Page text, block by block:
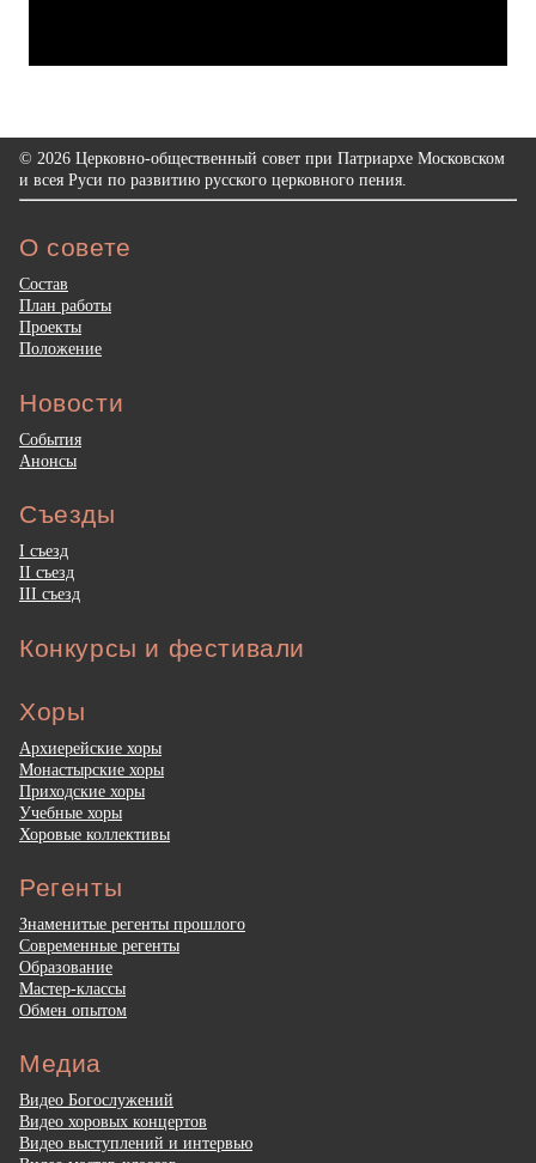
© 2026 Церковно-общественный совет при Патриархе Московском
и всея Руси по развитию русского церковного пения.
О совете
Состав
План работы
Проекты
Положение
Новости
События
Анонсы
Съезды
I съезд
II съезд
III съезд
Конкурсы и фестивали
Хоры
Архиерейские хоры
Монастырские хоры
Приходские хоры
Учебные хоры
Хоровые коллективы
Регенты
Знаменитые регенты прошлого
Современные регенты
Образование
Мастер-классы
Обмен опытом
Медиа
Видео Богослужений
Видео хоровых концертов
Видео выступлений и интервью